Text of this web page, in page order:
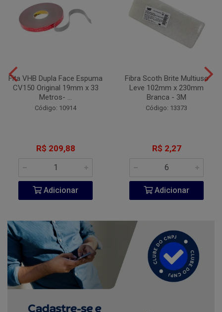
Fita VHB Dupla Face Espuma
CV150 Original 19mm x 33
Metros- ...
Código: 10914
R$ 209,88
Adicionar
Fibra Scoth Brite Multiuso
Leve 102mm x 230mm
Branca - 3M
Código: 13373
R$ 2,27
Adicionar